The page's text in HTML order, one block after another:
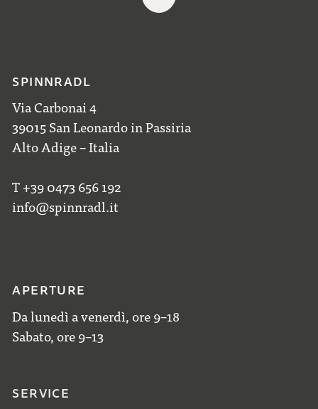
SPINNRADL
Via Carbonai 4
39015 San Leonardo in Passiria
Alto Adige – Italia
T +39 0473 656 192
info@spinnradl.it
APERTURE
Da lunedì a venerdì, ore 9–18
Sabato, ore 9–13
SERVICE